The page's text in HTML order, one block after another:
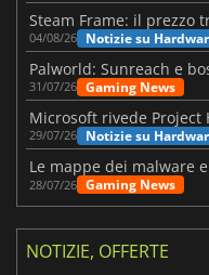
04/08/26 Notizie su
31/07/26 Gaming News
Microsoft rivede Project
29/07/26 Notizie su
28/07/26 Gaming News
NOTIZIE, OFFERTE